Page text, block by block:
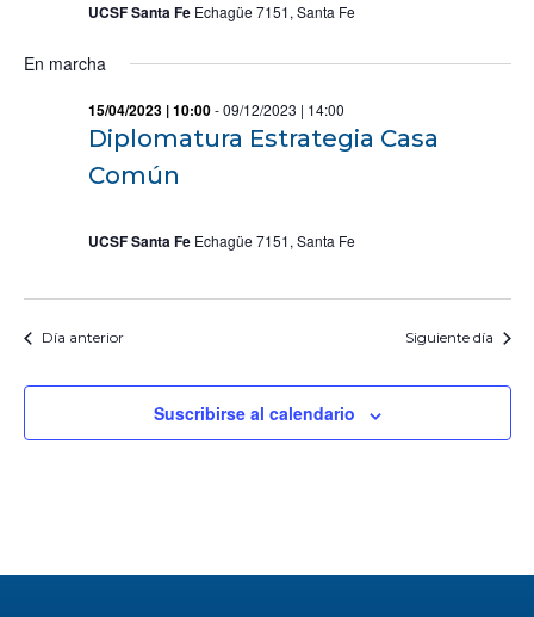
UCSF Santa Fe Echagüe 7151, Santa Fe
En marcha
Diplomatura Estrategia Casa
Común
15/04/2023 | 10:00-09/12/2023 | 14:00
UCSF Santa Fe Echagüe 7151, Santa Fe
Día anterior Siguiente día
Suscribirse al calendario